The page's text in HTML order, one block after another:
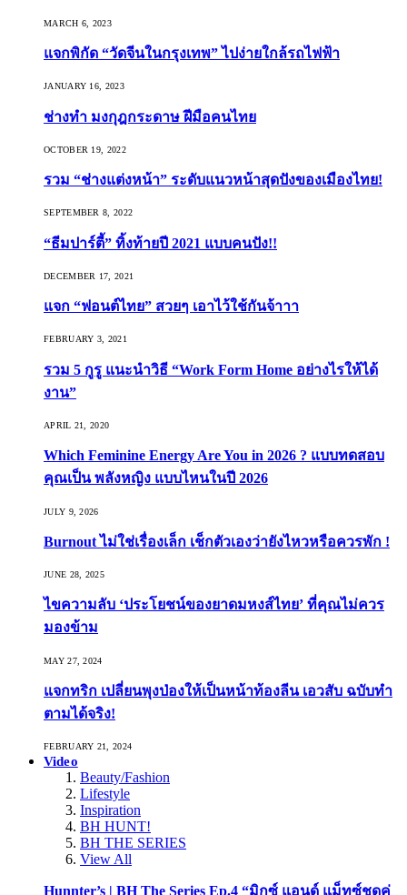
MARCH 6, 2023
แจกพิกัด “วัดจีนในกรุงเทพ” ไปง่ายใกล้รถไฟฟ้า
JANUARY 16, 2023
ช่างทำ มงกุฎกระดาษ ฝีมือคนไทย
OCTOBER 19, 2022
รวม “ช่างแต่งหน้า” ระดับแนวหน้าสุดปังของเมืองไทย!
SEPTEMBER 8, 2022
“ธีมปาร์ตี้” ทิ้งท้ายปี 2021 แบบคนปัง!!
DECEMBER 17, 2021
แจก “ฟอนต์ไทย” สวยๆ เอาไว้ใช้กันจ้าาา
FEBRUARY 3, 2021
รวม 5 กูรู แนะนำวิธี “Work Form Home อย่างไรให้ได้
งาน”
APRIL 21, 2020
Which Feminine Energy Are You in 2026 ? แบบทดสอบ
คุณเป็น พลังหญิง แบบไหนในปี 2026
JULY 9, 2026
Burnout ไม่ใช่เรื่องเล็ก เช็กตัวเองว่ายังไหวหรือควรพัก !
JUNE 28, 2025
ไขความลับ ‘ประโยชน์ของยาดมหงส์ไทย’ ที่คุณไม่ควร
มองข้าม
MAY 27, 2024
แจกทริก เปลี่ยนพุงป่องให้เป็นหน้าท้องลีน เอวสับ ฉบับทำ
ตามได้จริง!
FEBRUARY 21, 2024
Video
Beauty/Fashion
Lifestyle
Inspiration
BH HUNT!
BH THE SERIES
View All
Hunnter’s | BH The Series Ep.4 “มิกซ์ แอนด์ แม็ทซ์ชุดคู่